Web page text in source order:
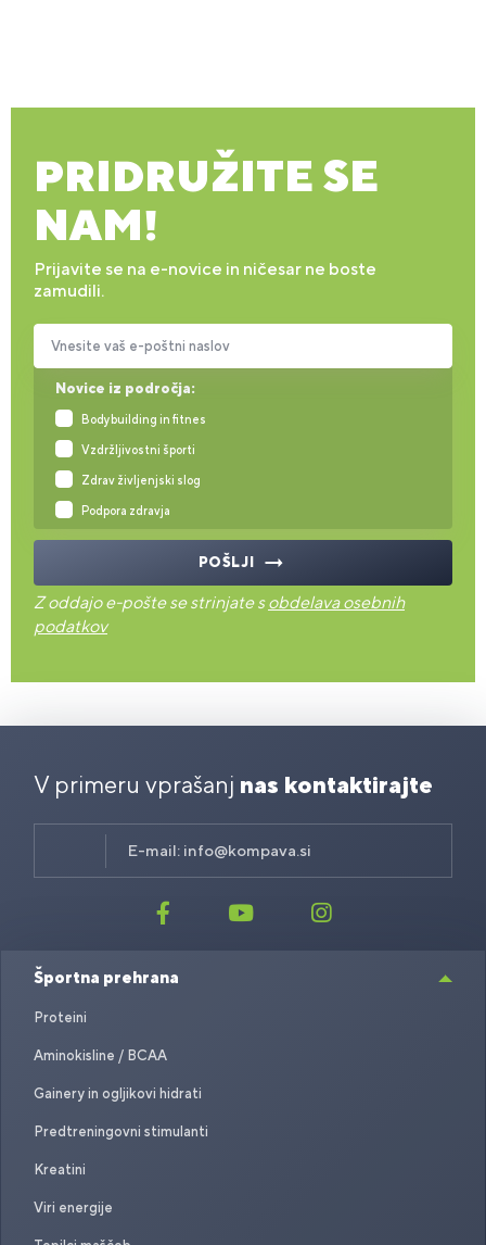
PRIDRUŽITE SE
NAM!
Prijavite se na e-novice in ničesar ne boste
zamudili.
Novice iz področja:
Bodybuilding in fitnes
Vzdržljivostni športi
Zdrav življenjski slog
Podpora zdravja
Vnesite vaš e-poštni naslov
POŠLJI
Z oddajo e-pošte se strinjate sobdelava osebnih
podatkov
V primeru vprašanj nas kontaktirajte
E-mail: info@kompava.si
Športna prehrana
Proteini
Aminokisline / BCAA
Gainery in ogljikovi hidrati
Predtreningovni stimulanti
Kreatini
Viri energije